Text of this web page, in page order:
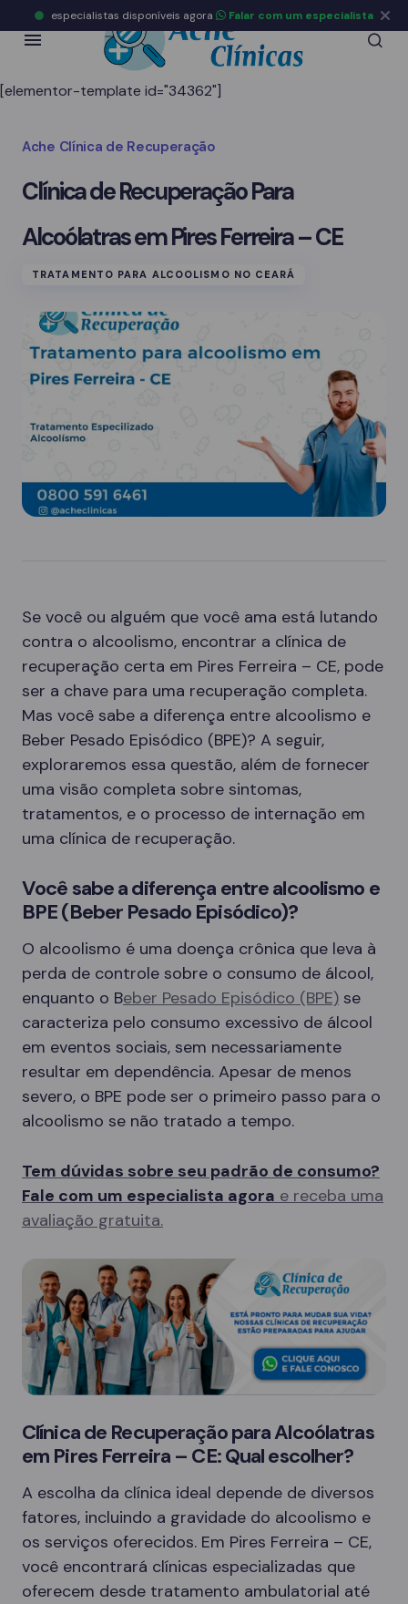
[elementor-template id="34362"]
Ache Clínica de Recuperação
Clínica de Recuperação Para
Alcoólatras em Pires Ferreira – CE
TRATAMENTO PARA ALCOOLISMO NO CEARÁ
Se você ou alguém que você ama está lutando
contra o alcoolismo, encontrar a clínica de
recuperação certa em Pires Ferreira – CE, pode
ser a chave para uma recuperação completa.
Mas você sabe a diferença entre alcoolismo e
Beber Pesado Episódico (BPE)? A seguir,
exploraremos essa questão, além de fornecer
uma visão completa sobre sintomas,
tratamentos, e o processo de internação em
uma clínica de recuperação.
Você sabe a diferença entre alcoolismo e
BPE (Beber Pesado Episódico)?
O alcoolismo é uma doença crônica que leva à
perda de controle sobre o consumo de álcool,
enquanto o Beber Pesado Episódico (BPE) se
caracteriza pelo consumo excessivo de álcool
em eventos sociais, sem necessariamente
resultar em dependência. Apesar de menos
severo, o BPE pode ser o primeiro passo para o
alcoolismo se não tratado a tempo.
Tem dúvidas sobre seu padrão de consumo?
Fale com um especialista agora e receba uma
avaliação gratuita.
Clínica de Recuperação para Alcoólatras
em Pires Ferreira – CE: Qual escolher?
A escolha da clínica ideal depende de diversos
fatores, incluindo a gravidade do alcoolismo e
os serviços oferecidos. Em Pires Ferreira – CE,
você encontrará clínicas especializadas que
oferecem desde tratamento ambulatorial até
especialistas disponíveis agora Falar com um especialista